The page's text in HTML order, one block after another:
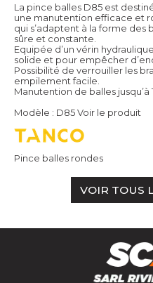
La pince balles D85 est
une manutention efficace et
qui s’adaptent à la forme des
sûre et constante.
Equipée d’un vérin
solide et pour empêcher
Possibilité de verrouiller les
empilement facile.
Manutention de balles jusqu’à
Modèle : D85Voir le produit
Pince balles rondes
VOIR TOUS